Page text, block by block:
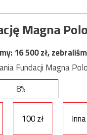
Magna
16 500zł,
Fundacji Magna
8%
100 zł